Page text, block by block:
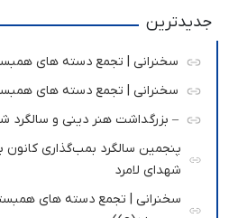
جدیدترین
سخنرانی | تجمع دسته های
سخنرانی | تجمع دسته های
– بزرگداشت هنر دینی و سالگرد
پنجمین سالگرد بمب‌گذاری کانون
شهدای لامرد
سخنرانی | تجمع دسته های